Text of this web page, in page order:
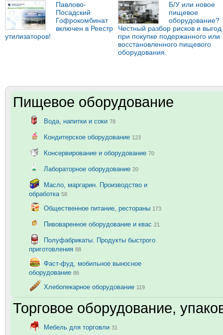
Павлово-
Посадский
Гофрокомбинат
включен в Реестр
утилизаторов!
Б/У или новое
пищевое
оборудование?
Честный разбор рисков и выгод
при покупке подержанного или
восстановленного пищевого
оборудования.
Пищевое оборудование
Вода, напитки и соки 78
Кондитерское оборудование 123
Консервирование и оборудование 70
Лабораторное оборудование 20
Масло, маргарин. Производство и
обработка 58
Общественное питание, рестораны 173
Пивоваренное оборудование и квас 21
Полуфабрикаты. Продукты быстрого
приготовления 88
Фаст-фуд, мобильное выносное
оборудование 86
Хлебопекарное оборудование 119
Торговое оборудование,
Мебель для торговли 31